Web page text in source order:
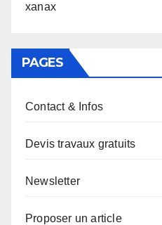
xanax
PAGES
Contact & Infos
Devis travaux gratuits
Newsletter
Proposer un article